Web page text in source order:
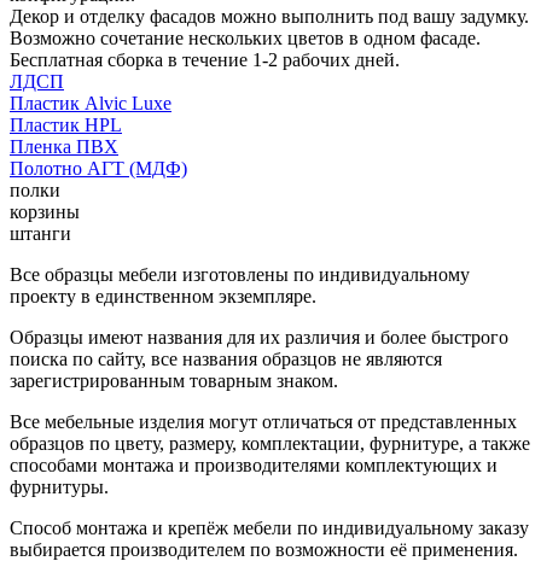
Декор и отделку фасадов можно выполнить под вашу задумку.
Возможно сочетание нескольких цветов в одном фасаде.
Бесплатная сборка в течение 1-2 рабочих дней.
ЛДСП
Пластик Alvic Luxe
Пластик HPL
Пленка ПВХ
Полотно АГТ (МДФ)
полки
корзины
штанги
Все образцы мебели изготовлены по индивидуальному
проекту в единственном экземпляре.
Образцы имеют названия для их различия и более быстрого
поиска по сайту, все названия образцов не являются
зарегистрированным товарным знаком.
Все мебельные изделия могут отличаться от представленных
образцов по цвету, размеру, комплектации, фурнитуре, а также
способами монтажа и производителями комплектующих и
фурнитуры.
Способ монтажа и крепёж мебели по индивидуальному заказу
выбирается производителем по возможности её применения.